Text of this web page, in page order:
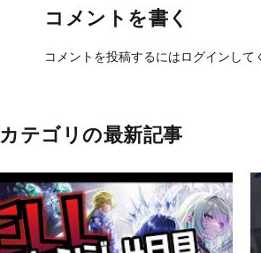
コメントを書く
コメントを投稿するには ログイン して
カテゴリの最新記事